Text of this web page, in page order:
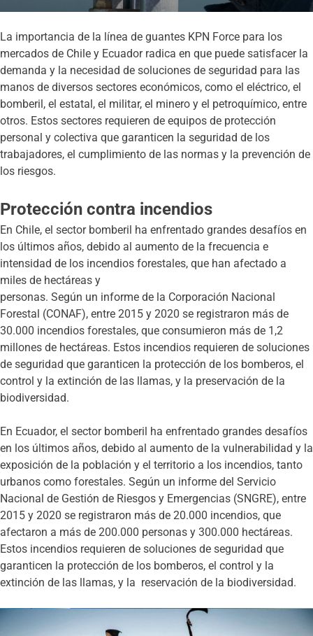
La importancia de la línea de guantes KPN Force para los
mercados de Chile y Ecuador radica en que puede satisfacer la
demanda y la necesidad de soluciones de seguridad para las
manos de diversos sectores económicos, como el eléctrico, el
bomberil, el estatal, el militar, el minero y el petroquímico, entre
otros. Estos sectores requieren de equipos de protección
personal y colectiva que garanticen la seguridad de los
trabajadores, el cumplimiento de las normas y la prevención de
los riesgos.
Protección contra incendios
En Chile, el sector bomberil ha enfrentado grandes desafíos en
los últimos años, debido al aumento de la frecuencia e
intensidad de los incendios forestales, que han afectado a
miles de hectáreas y
personas. Según un informe de la Corporación Nacional
Forestal (CONAF), entre 2015 y 2020 se registraron más de
30.000 incendios forestales, que consumieron más de 1,2
millones de hectáreas. Estos incendios requieren de soluciones
de seguridad que garanticen la protección de los bomberos, el
control y la extinción de las llamas, y la preservación de la
biodiversidad.
En Ecuador, el sector bomberil ha enfrentado grandes desafíos
en los últimos años, debido al aumento de la vulnerabilidad y la
exposición de la población y el territorio a los incendios, tanto
urbanos como forestales. Según un informe del Servicio
Nacional de Gestión de Riesgos y Emergencias (SNGRE), entre
2015 y 2020 se registraron más de 20.000 incendios, que
afectaron a más de 200.000 personas y 300.000 hectáreas.
Estos incendios requieren de soluciones de seguridad que
garanticen la protección de los bomberos, el control y la
extinción de las llamas, y la reservación de la biodiversidad.